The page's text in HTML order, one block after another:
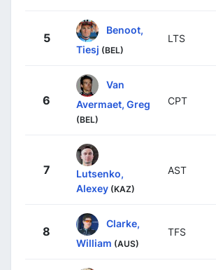
5
Benoot,
Tiesj (BEL)
LTS
6
Van
Avermaet, Greg
(BEL)
CPT
7
Lutsenko,
Alexey (KAZ)
AST
8
Clarke,
William (AUS)
TFS